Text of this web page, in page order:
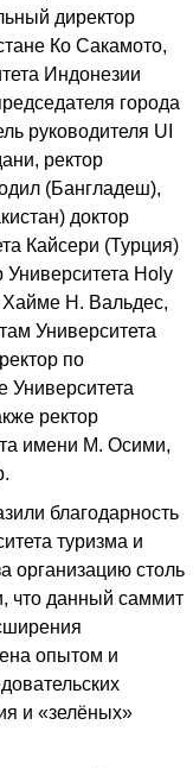
директор
Ко Сакамото,
Индонезии
города
руководителя UI
ректор
(Бангладеш),
доктор
Кайсери (Турция)
Университета Holy
Н. Вальдес,
Университета
по
Университета
ректор
имени М. Осими,
благодарность
туризма и
организацию столь
что данный саммит
опытом и
и «зелёных»